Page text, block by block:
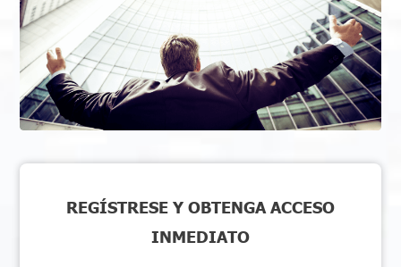
REGÍSTRESE Y OBTENGA ACCESO
INMEDIATO